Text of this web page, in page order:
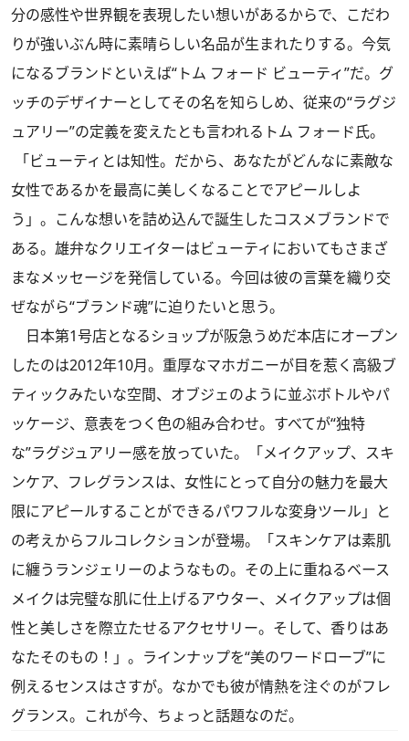
分の感性や世界観を表現したい想いがあるからで、こだわ
りが強いぶん時に素晴らしい名品が生まれたりする。今気
になるブランドといえば“トム フォード ビューティ”だ。グ
ッチのデザイナーとしてその名を知らしめ、従来の“ラグジ
ュアリー”の定義を変えたとも言われるトム フォード氏。
「ビューティとは知性。だから、あなたがどんなに素敵な
女性であるかを最高に美しくなることでアピールしよ
う」。こんな想いを詰め込んで誕生したコスメブランドで
ある。雄弁なクリエイターはビューティにおいてもさまざ
まなメッセージを発信している。今回は彼の言葉を織り交
ぜながら“ブランド魂”に迫りたいと思う。
日本第1号店となるショップが阪急うめだ本店にオープン
したのは2012年10月。重厚なマホガニーが目を惹く高級ブ
ティックみたいな空間、オブジェのように並ぶボトルやパ
ッケージ、意表をつく色の組み合わせ。すべてが“独特
な”ラグジュアリー感を放っていた。「メイクアップ、スキ
ンケア、フレグランスは、女性にとって自分の魅力を最大
限にアピールすることができるパワフルな変身ツール」と
の考えからフルコレクションが登場。「スキンケアは素肌
に纏うランジェリーのようなもの。その上に重ねるベース
メイクは完璧な肌に仕上げるアウター、メイクアップは個
性と美しさを際立たせるアクセサリー。そして、香りはあ
なたそのもの！」。ラインナップを“美のワードローブ”に
例えるセンスはさすが。なかでも彼が情熱を注ぐのがフレ
グランス。これが今、ちょっと話題なのだ。